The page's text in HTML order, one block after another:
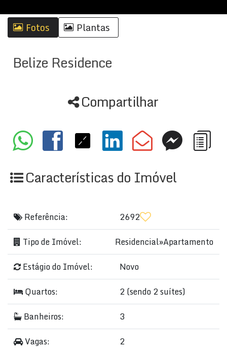
Fotos Plantas
Belize Residence
Compartilhar
Características do Imóvel
Referência:
2692
Tipo de Imóvel:
Residencial»Apartamento
Estágio do Imóvel:
Novo
Quartos:
2 (sendo 2 suítes)
Banheiros:
3
Vagas:
2